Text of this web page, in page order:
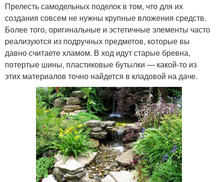
Прелесть самодельных поделок в том, что для их
создания совсем не нужны крупные вложения средств.
Более того, оригинальные и эстетичные элементы часто
реализуются из подручных предметов, которые вы
давно считаете хламом. В ход идут старые бревна,
потертые шины, пластиковые бутылки — какой-то из
этих материалов точно найдется в кладовой на даче.